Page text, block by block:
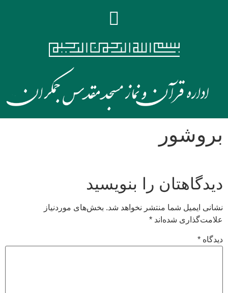
بروشور
دیدگاهتان را بنویسید
نشانی ایمیل شما منتشر نخواهد شد. بخش‌های موردنیاز
علامت‌گذاری شده‌اند *
دیدگاه *